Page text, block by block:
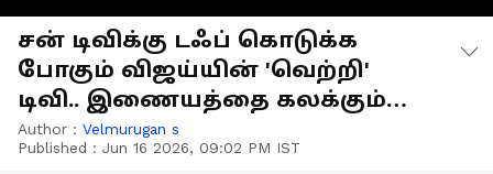
சன் டிவிக்கு டஃப் கொடுக்க
போகும் விஜய்யின் 'வெற்றி'
டிவி.. இணையத்தை கலக்கும்
லோகோவின் அதிரடி பின்னணி
Author : Velmurugan s
Published : Jun 16 2026, 09:02 PM IST